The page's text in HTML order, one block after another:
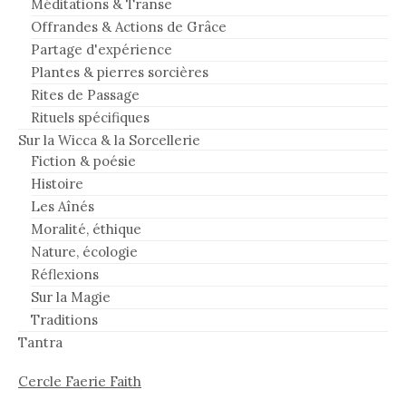
Méditations & Transe
Offrandes & Actions de Grâce
Partage d'expérience
Plantes & pierres sorcières
Rites de Passage
Rituels spécifiques
Sur la Wicca & la Sorcellerie
Fiction & poésie
Histoire
Les Aînés
Moralité, éthique
Nature, écologie
Réflexions
Sur la Magie
Traditions
Tantra
Cercle Faerie Faith